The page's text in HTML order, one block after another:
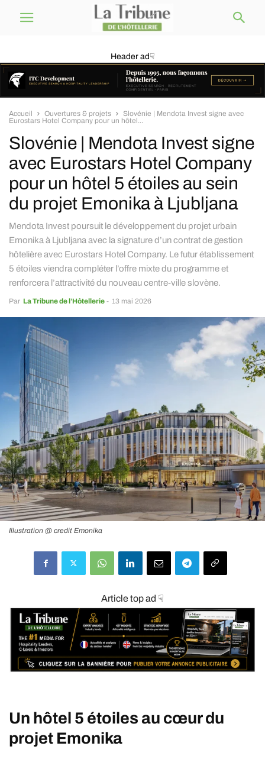
Header ad☟
Accueil Ouvertures & projets
Slovénie | Mendota Invest signe avec
Eurostars Hotel Company pour un hôtel...
Slovénie | Mendota Invest signe
avec Eurostars Hotel Company
pour un hôtel 5 étoiles au sein
du projet Emonika à Ljubljana
Mendota Invest poursuit le développement du projet urbain
Emonika à Ljubljana avec la signature d’un contrat de gestion
hôtelière avec Eurostars Hotel Company. Le futur établissement
5 étoiles viendra compléter l’offre mixte du programme et
renforcera l’attractivité du nouveau centre-ville slovène.
Par La Tribune de l’Hôtellerie - 13 mai 2026
Illustration @ credit Emonika
Article top ad ☟
Un hôtel 5 étoiles au cœur du
projet Emonika